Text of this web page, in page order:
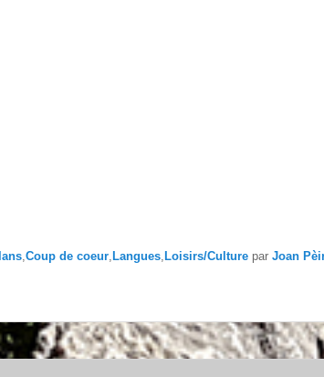
,Coup de coeur, Langues, Loisirs/Culture par Joan